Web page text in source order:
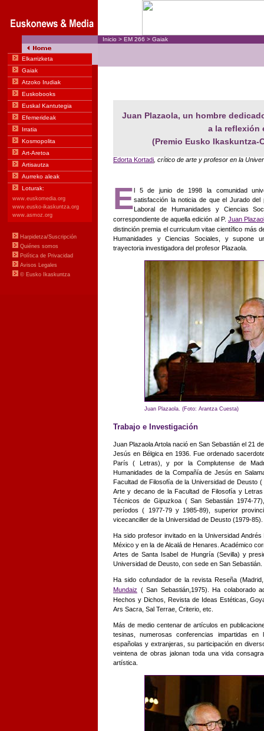
Juan Plazaola, un hombre
a la reflexión
(Premio Eusko Ikaskuntza-
Edorta Kortadi , crítico de arte y profesor en la
El 5 de junio de 1998 la comunidad
satisfacción la noticia de que el Jurado
Laboral de Humanidades y Ciencias
correspondiente de aquella edición al P. Juan
distinción premia el curriculum vitae científico más
Humanidades y Ciencias Sociales, y supone
trayectoria investigadora del profesor Plazaola.
Juan Plazaola. (Foto: Arantza Cuesta)
Trabajo e Investigación
Juan Plazaola Artola nació en San Sebastián el 21
Jesús en Bélgica en 1936. Fue ordenado
París ( Letras), y por la Complutense de
Humanidades de la Compañía de Jesús en
Facultad de Filosofía de la Universidad de Deusto
Arte y decano de la Facultad de Filosofía y
Técnicos de Gipuzkoa ( San Sebastián 1974-
períodos ( 1977-79 y 1985-89), superior
vicecanciller de la Universidad de Deusto (1979-85).
Ha sido profesor invitado en la Universidad
México y en la de Alcalá de Henares. Académico
Artes de Santa Isabel de Hungría (Sevilla) y
Universidad de Deusto, con sede en San Sebastián.
Ha sido cofundador de la revista Reseña
Mundaiz ( San Sebastián,1975). Ha colaborado
Hechos y Dichos, Revista de Ideas Estéticas,
Ars Sacra, Sal Terrae, Criterio, etc.
Más de medio centenar de artículos en
tesinas, numerosas conferencias impartidas
españolas y extranjeras, su participación en
veintena de obras jalonan toda una vida
artística.
Inicio > EM 266 > Gaiak